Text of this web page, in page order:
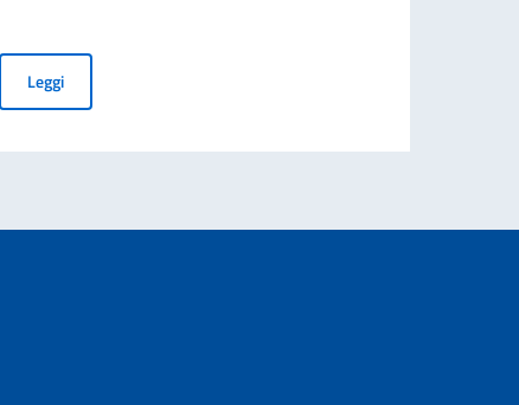
LeggiVisita del Consiglio Superiore della Magistratura a Bruxelles